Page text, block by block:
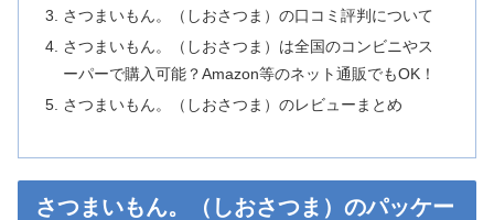
さつまいもん。（しおさつま）の口コミ評判について
さつまいもん。（しおさつま）は全国のコンビニやス
ーパーで購入可能？Amazon等のネット通販でもOK！
さつまいもん。（しおさつま）のレビューまとめ
さつまいもん。（しおさつま）のパッケー